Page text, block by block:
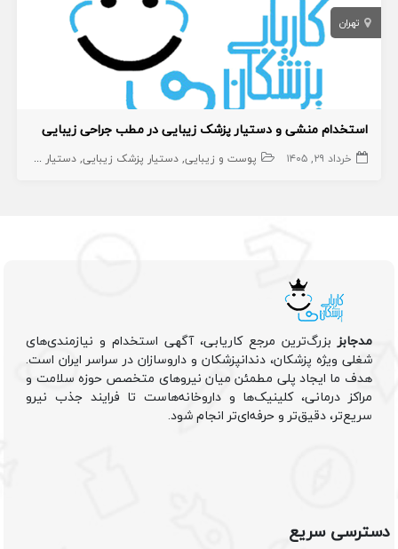
تهران
استخدام منشی و دستیار پزشک زیبایی در مطب جراحی زیبایی
خرداد ۲۹, ۱۴۰۵ پوست و زیبایی دستیار پزشک زیبایی دستیار پزشک زیبایی
مدجابزبزرگ‌ترین مرجع کاریابی، آگهی استخدام و نیازمندی‌های
شغلی ویژه پزشکان، دندانپزشکان و داروسازان در سراسر ایران است.
هدف ما ایجاد پلی مطمئن میان نیروهای متخصص حوزه سلامت و
مراکز درمانی، کلینیک‌ها و داروخانه‌هاست تا فرایند جذب نیرو
سریع‌تر، دقیق‌تر و حرفه‌ای‌تر انجام شود.
دسترسی سریع